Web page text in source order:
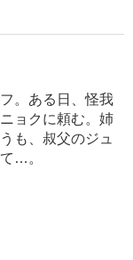
。ある日、怪我
ョクに頼む。姉
も、叔父のジュ
…。